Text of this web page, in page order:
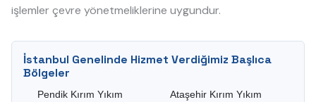
işlemler çevre yönetmeliklerine uygundur.
İstanbul Genelinde Hizmet Verdiğimiz Başlıca
Bölgeler
Pendik Kırım Yıkım
Ataşehir Kırım Yıkım